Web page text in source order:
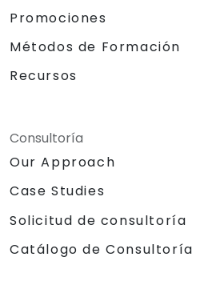
Promociones
Métodos de Formación
Recursos
Consultoría
Our Approach
Case Studies
Solicitud de consultoría
Catálogo de Consultoría